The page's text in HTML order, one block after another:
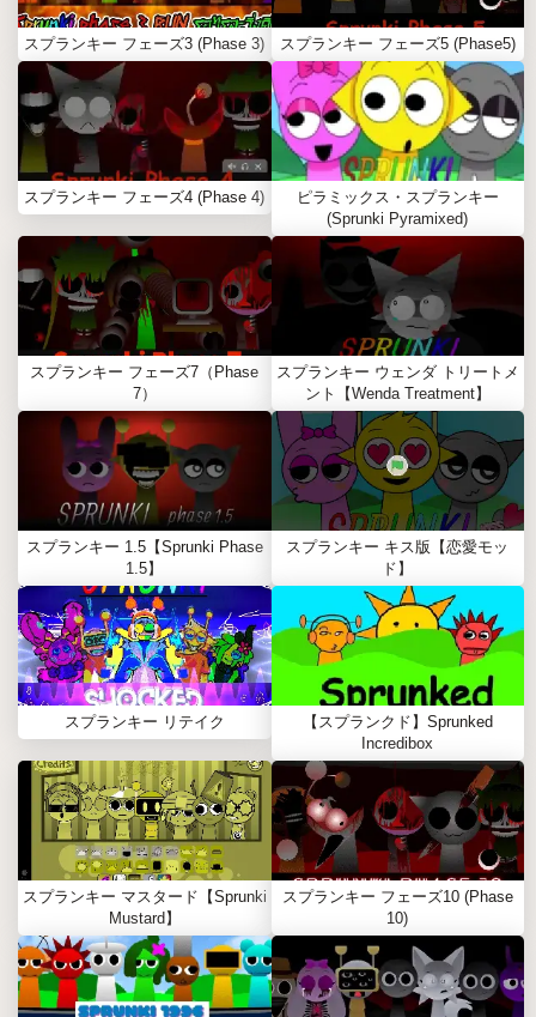
スプランキー フェーズ3 (Phase 3) スプランキー フェーズ5 (Phase5)
スプランキー フェーズ4 (Phase 4)
ピラミックス・スプランキー
(Sprunki Pyramixed)
スプランキー フェーズ7（Phase
7）
スプランキー ウェンダ トリートメ
ント【Wenda Treatment】
スプランキー 1.5【Sprunki Phase
1.5】
スプランキー キス版【恋愛モッ
ド】
スプランキー リテイク
【スプランクド】Sprunked
Incredibox
スプランキー マスタード【Sprunki
Mustard】
スプランキー フェーズ10 (Phase
10)